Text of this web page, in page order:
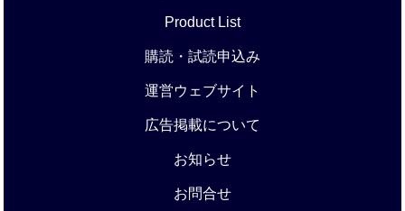
Product List
購読・試読申込み
運営ウェブサイト
広告掲載について
お知らせ
お問合せ